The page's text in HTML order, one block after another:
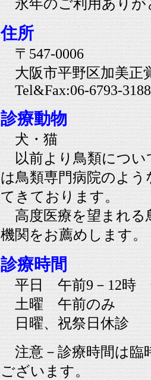
永年のご利用ありが
住所
〒547-0006
大阪市平野区加美正
Tel&Fax:06-6793-3188
診療動物
犬・猫
以前より鳥類につい
は鳥類専門病院のよ
てきております。
高度医療を望まれる
機関をお薦めします。
診療時間
平日 午前9－12時
土曜 午前のみ
日曜、祝祭日休診
注意－診療時間は臨
ございます。